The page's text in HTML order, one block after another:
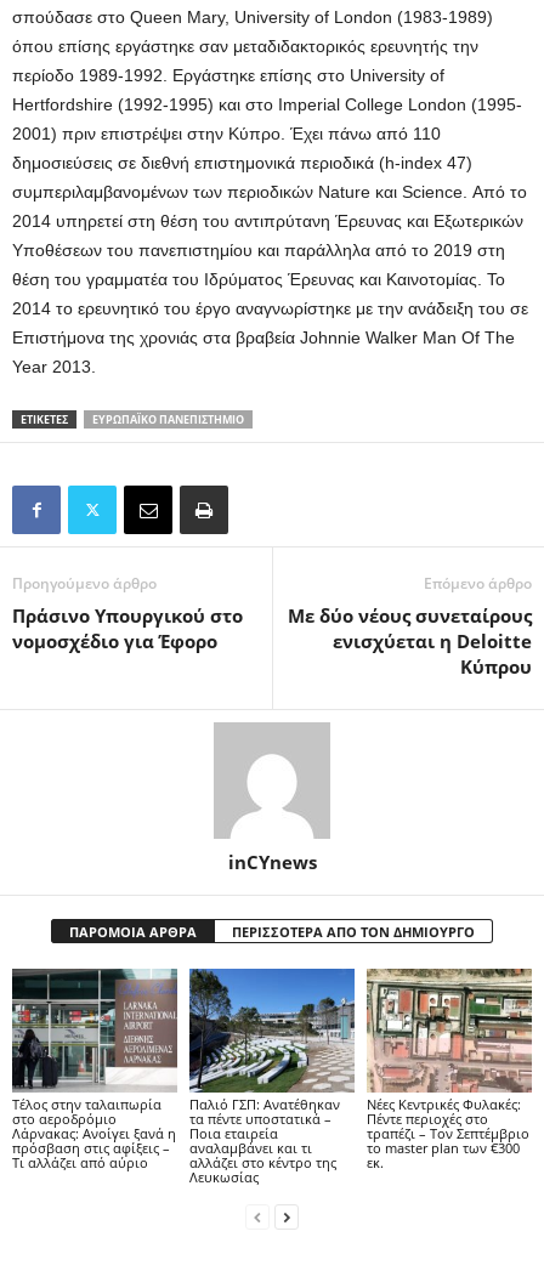
σπούδασε στο Queen Mary, University of London (1983-1989)
όπου επίσης εργάστηκε σαν μεταδιδακτορικός ερευνητής την
περίοδο 1989-1992. Εργάστηκε επίσης στο University of
Hertfordshire (1992-1995) και στο Imperial College London (1995-
2001) πριν επιστρέψει στην Κύπρο. Έχει πάνω από 110
δημοσιεύσεις σε διεθνή επιστημονικά περιοδικά (h-index 47)
συμπεριλαμβανομένων των περιοδικών Nature και Science. Από το
2014 υπηρετεί στη θέση του αντιπρύτανη Έρευνας και Εξωτερικών
Υποθέσεων του πανεπιστημίου και παράλληλα από το 2019 στη
θέση του γραμματέα του Ιδρύματος Έρευνας και Καινοτομίας. Το
2014 το ερευνητικό του έργο αναγνωρίστηκε με την ανάδειξη του σε
Επιστήμονα της χρονιάς στα βραβεία Johnnie Walker Man Of The
Year 2013.
ΕΤΙΚΕΤΕΣ ΕΥΡΩΠΑΪΚΌ ΠΑΝΕΠΙΣΤΉΜΙΟ
Προηγούμενο άρθρο
Πράσινο Υπουργικού στο
νομοσχέδιο για Έφορο
Επόμενο άρθρο
Με δύο νέους συνεταίρους
ενισχύεται η Deloitte
Κύπρου
inCYnews
ΠΑΡΟΜΟΙΑ ΑΡΘΡΑ ΠΕΡΙΣΣΟΤΕΡΑ ΑΠΟ ΤΟΝ ΔΗΜΙΟΥΡΓΟ
Tέλος στην ταλαιπωρία
στο αεροδρόμιο
Λάρνακας: Ανοίγει ξανά η
πρόσβαση στις αφίξεις –
Τι αλλάζει από αύριο
Παλιό ΓΣΠ: Ανατέθηκαν
τα πέντε υποστατικά –
Ποια εταιρεία
αναλαμβάνει και τι
αλλάζει στο κέντρο της
Λευκωσίας
Νέες Κεντρικές Φυλακές:
Πέντε περιοχές στο
τραπέζι – Τον Σεπτέμβριο
το master plan των €300
εκ.